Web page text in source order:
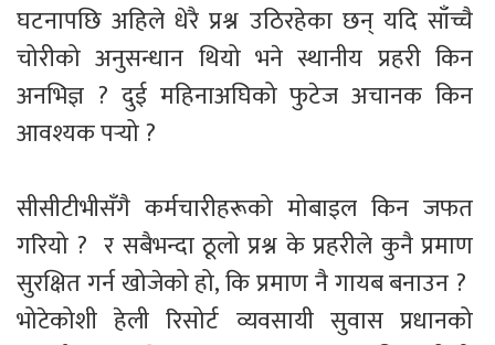
घटनापछि अहिले धेरै प्रश्न उठिरहेका छन् यदि साँच्चै
चोरीको अनुसन्धान थियो भने स्थानीय प्रहरी किन
अनभिज्ञ ? दुई महिनाअघिको फुटेज अचानक किन
आवश्यक पर्‍यो ?
सीसीटीभीसँगै कर्मचारीहरूको मोबाइल किन जफत
गरियो ?  र सबैभन्दा ठूलो प्रश्न के प्रहरीले कुनै प्रमाण
सुरक्षित गर्न खोजेको हो, कि प्रमाण नै गायब बनाउन ?
भोटेकोशी हेली रिसोर्ट व्यवसायी सुवास प्रधानको